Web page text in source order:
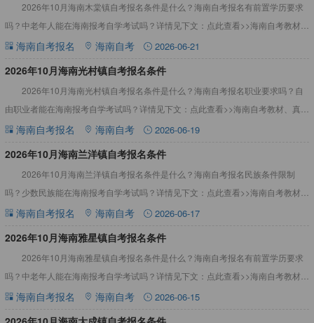
2026年10月海南木棠镇自考报名条件是什么？海南自考报名有前置学历要求
吗？中老年人能在海南报考自学考试吗？详情见下文：点此查看>>海南自考教材、
真题资料2026年10月海南木棠镇自考报名条件根据海南
海南自考报名 海南自考 2026-06-21
2026年10月海南光村镇自考报名条件
2026年10月海南光村镇自考报名条件是什么？海南自考报名职业要求吗？自
由职业者能在海南报考自学考试吗？详情见下文：点此查看>>海南自考教材、真题
资料2026年10月海南光村镇自考报名条件根据海南省考
海南自考报名 海南自考 2026-06-19
2026年10月海南兰洋镇自考报名条件
2026年10月海南兰洋镇自考报名条件是什么？海南自考报名民族条件限制
吗？少数民族能在海南报考自学考试吗？详情见下文：点此查看>>海南自考教材、
真题资料2026年10月海南兰洋镇自考报名条件根据海南省
海南自考报名 海南自考 2026-06-17
2026年10月海南雅星镇自考报名条件
2026年10月海南雅星镇自考报名条件是什么？海南自考报名有前置学历要求
吗？中老年人能在海南报考自学考试吗？详情见下文：点此查看>>海南自考教材、
真题资料2026年10月海南雅星镇自考报名条件根据海南
海南自考报名 海南自考 2026-06-15